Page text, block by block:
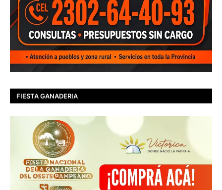
FIESTA GANADERIA